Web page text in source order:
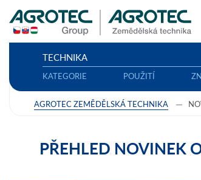
TECHNIKA
KATEGORIE POUŽITÍ
AGROTEC ZEMĚDĚLSKÁ TECHNIKA
PŘEHLED NOVINEK